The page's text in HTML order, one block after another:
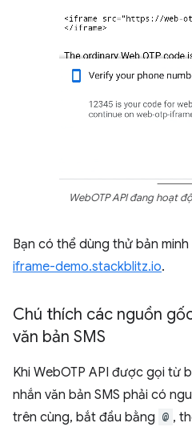
WebOTP API đang hoạt
Bạn có thể dùng thử bản minh
iframe-demo.stackblitz.io.
Chú thích các nguồn
văn bản SMS
Khi WebOTP API được gọi từ
nhắn văn bản SMS phải có
trên cùng, bắt đầu bằng @ ,